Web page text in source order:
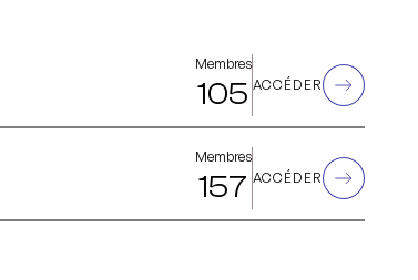
Membres
105 ACCÉDER
Membres
157 ACCÉDER